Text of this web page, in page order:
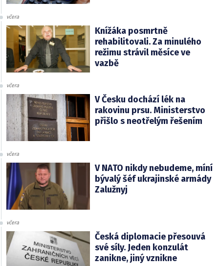
včera
Knížáka posmrtně
rehabilitovali. Za minulého
režimu strávil měsíce ve
vazbě
včera
V Česku dochází lék na
rakovinu prsu. Ministerstvo
přišlo s neotřelým řešením
včera
V NATO nikdy nebudeme, míní
bývalý šéf ukrajinské armády
Zalužnyj
včera
Česká diplomacie přesouvá
své síly. Jeden konzulát
zanikne, jiný vznikne